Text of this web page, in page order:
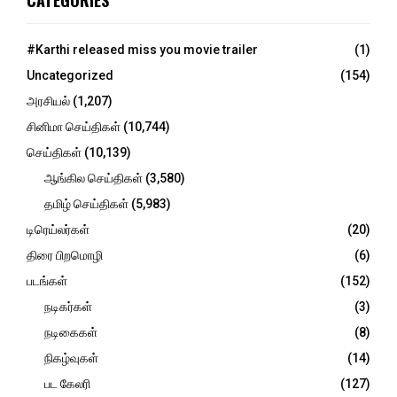
h
o
:
#Karthi released miss you movie trailer
(1)
Uncategorized
(154)
அரசியல் (1,207)
சினிமா செய்திகள் (10,744)
செய்திகள் (10,139)
ஆங்கில செய்திகள் (3,580)
தமிழ் செய்திகள் (5,983)
டிரெய்லர்கள்
(20)
திரை பிறமொழி
(6)
படங்கள்
(152)
நடிகர்கள்
(3)
நடிகைகள்
(8)
நிகழ்வுகள்
(14)
பட கேலரி
(127)